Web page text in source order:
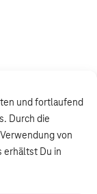
und fortlaufend
Durch die
von
erhältst Du in